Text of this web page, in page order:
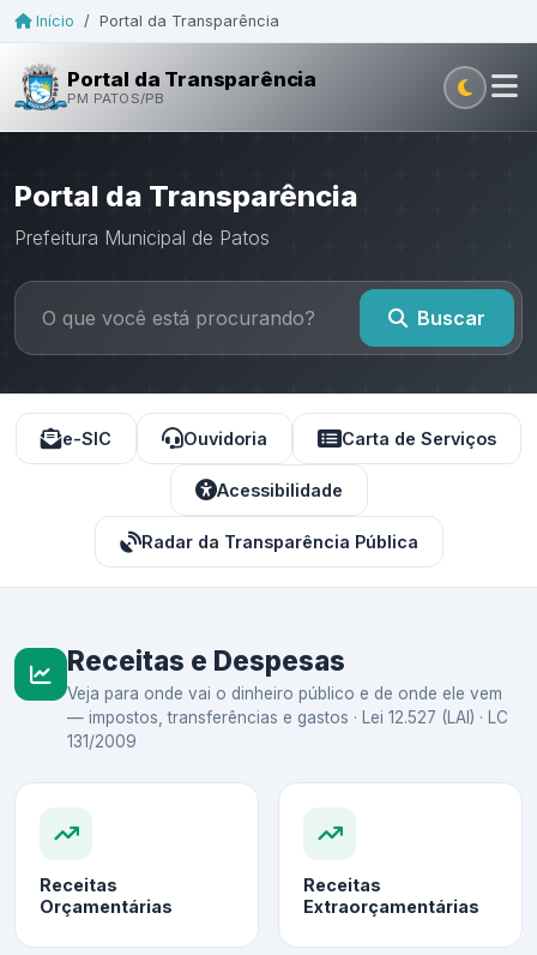
Início / Portal da Transparência
Portal da Transparência
PM PATOS/PB
Portal da Transparência
Prefeitura Municipal de Patos
Buscar
e-SIC Ouvidoria Carta de Serviços
Acessibilidade
Radar da Transparência Pública
Receitas e Despesas
Veja para onde vai o dinheiro público e de onde ele vem
— impostos, transferências e gastos · Lei 12.527 (LAI) · LC
131/2009
Receitas
Orçamentárias
Receitas
Extraorçamentárias